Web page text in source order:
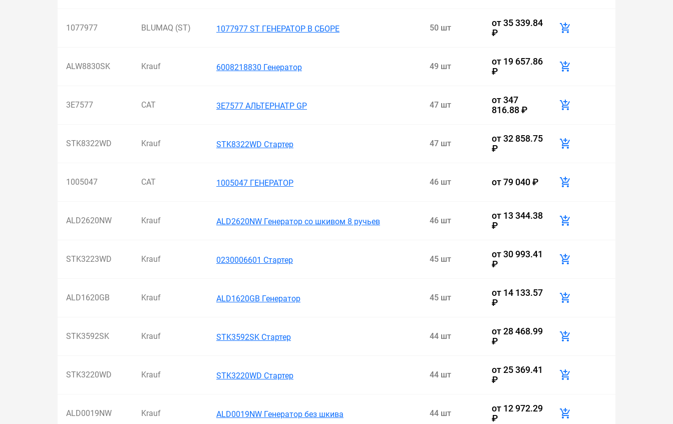
1077977 BLUMAQ (ST) 1077977 ST ГЕНЕРАТОР В СБОРЕ 50 шт от35 339.84
₽
ALW8830SK Krauf 6008218830 Генератор 49 шт от 19 657.86
₽
3E7577 CAT 3E7577 АЛЬТЕРНАТР GP 47 шт от347
816.88 ₽
STK8322WD Krauf STK8322WD Стартер 47 шт от32 858.75
₽
1005047 CAT 1005047 ГЕНЕРАТОР 46 шт от79 040 ₽
ALD2620NW Krauf ALD2620NW Генератор cо шкивом 8 ручьев 46 шт от 13 344.38
₽
STK3223WD Krauf 0230006601 Стартер 45 шт от30 993.41
₽
ALD1620GB Krauf ALD1620GB Генератор 45 шт от 14 133.57
₽
STK3592SK Krauf STK3592SK Стартер 44 шт от28 468.99
₽
STK3220WD Krauf STK3220WD Стартер 44 шт от25 369.41
₽
ALD0019NW Krauf ALD0019NW Генератор без шкива 44 шт от 12 972.29
₽